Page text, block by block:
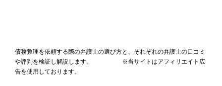
債務整理を依頼する際の弁護士の選び方と、それぞれの弁護士の口コミ
や評判を検証し解説します。 ※当サイトはアフィリエイト広
告を使用しております。